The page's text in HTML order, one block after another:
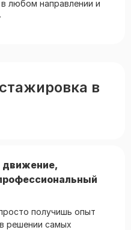
любом направлении и
в
движение,
получишь опыт
решении самых